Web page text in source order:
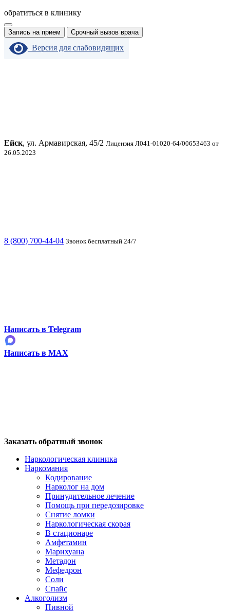
обратиться в клинику
Запись на прием Срочный вызов врача
Версия для слабовидящих
Ейск, ул. Армавирская, 45/2 Лицензия Л041-01020-64/00653463 от
26.05.2023
8 (800) 700-44-04 Звонок бесплатный 24/7
Написать в Telegram
Написать в MAX
Заказать обратный звонок
Наркологическая клиника
Наркомания
Кодирование
Нарколог на дом
Принудительное лечение
Помощь при передозировке
Снятие ломки
Наркологическая скорая
В стационаре
Амфетамин
Марихуана
Метадон
Мефедрон
Соли
Спайс
Алкоголизм
Пивной